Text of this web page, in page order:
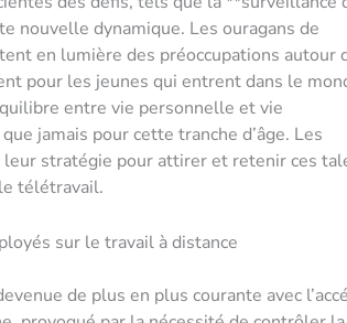
nouvelle dynamique. Les ouragans de
en lumière des préoccupations autour
pour les jeunes qui entrent dans le
entre vie personnelle et vie
jamais pour cette tranche d’âge. Les
stratégie pour attirer et retenir ces
télétravail.
sur le travail à distance
de plus en plus courante avec